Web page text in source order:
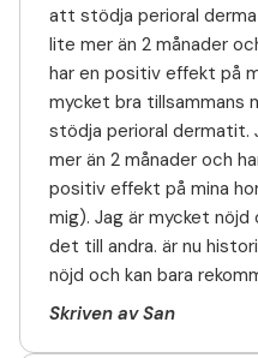
att stödja perioral
lite mer än 2 månader
har en positiv effekt på
mycket bra tillsammans
stödja perioral dermatit.
mer än 2 månader och
positiv effekt på mina
mig). Jag är mycket nöjd
det till andra. är nu
nöjd och kan bara
Skriven av San